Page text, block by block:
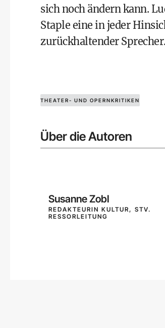
sich noch ändern kann.
Staple eine in jeder
zurückhaltender
THEATER- UND OPERNKRITIKEN
Über die Autoren
Susanne Zobl
REDAKTEURIN KULTUR, STV.
RESSORLEITUNG